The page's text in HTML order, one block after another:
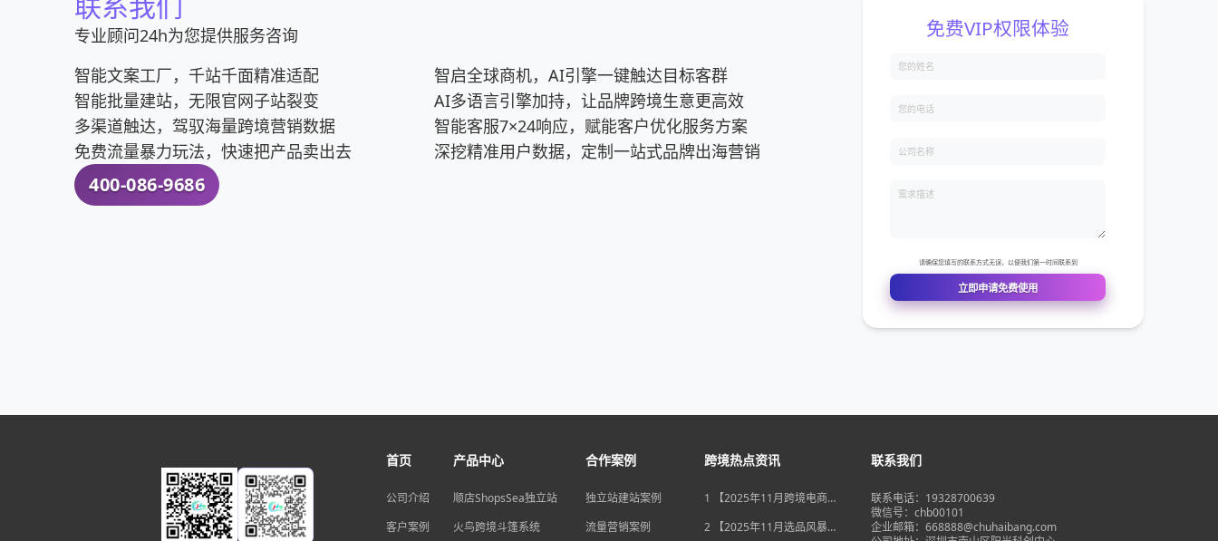
专业顾问24h为您提供服务咨询
智能文案工厂，千站千面精准适配
智能批量建站，无限官网子站裂变
多渠道触达，驾驭海量跨境营销数据
免费流量暴力玩法，快速把产品卖出去
400-086-9686
智启全球商机，AI引擎一键触达目标客群
AI多语言引擎加持，让品牌跨境生意更高效
智能客服7×24响应，赋能客户优化服务方案
深挖精准用户数据，定制一站式品牌出海营销
首页
公司介绍
客户案例
产品中心
顺店ShopsSea独立站
火鸟跨境斗篷系统
合作案例
独立站建站案例
流量营销案例
跨境热点资讯
1 【2025年11月跨境电商大
独立站流量自主权如何突
2 【2025年11月选品风暴】
联系我们
联系电话：19328700639
微信号：chb00101
企业邮箱：668888@chuhaibang.com